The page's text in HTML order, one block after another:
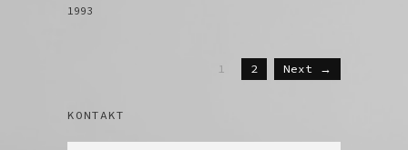
1993
1 2 Next →
KONTAKT